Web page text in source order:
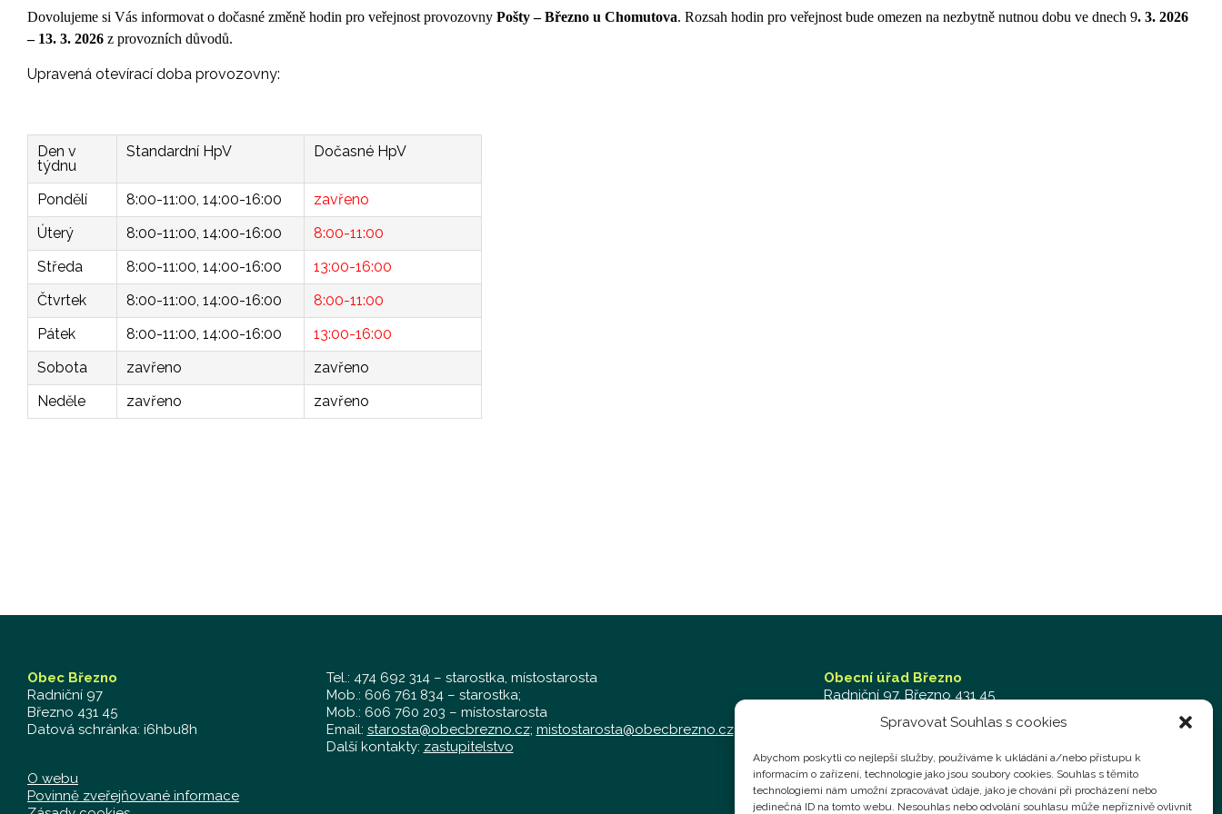
Spravovat Souhlas s cookies
Abychom poskytli co nejlepší služby, používáme k ukládání a/nebo přístupu k
informacím o zařízení, technologie jako jsou soubory cookies. Souhlas s těmito
technologiemi nám umožní zpracovávat údaje, jako je chování při procházení nebo
jedinečná ID na tomto webu. Nesouhlas nebo odvolání souhlasu může nepříznivě ovlivnit
Dovolujeme si Vás informovat o dočasné změně hodin pro veřejnost provozovny Pošty –Březno u Chomutova. Rozsah hodin pro veřejnost bude omezen na nezbytně nutnou dobu ve dnech 9. 3. 2026
– 13. 3. 2026 z provozních důvodů.
Upravená otevírací doba provozovny:
Den v
týdnu
Standardní HpV Dočasné HpV
Pondělí 8:00-11:00, 14:00-16:00
zavřeno
Úterý
8:00-11:00, 14:00-16:00
8:00-11:00
Středa
8:00-11:00, 14:00-16:00
13:00-16:00
Čtvrtek
8:00-11:00, 14:00-16:00
8:00-11:00
Pátek
8:00-11:00, 14:00-16:00
13:00-16:00
Sobota
zavřeno
zavřeno
Neděle
zavřeno zavřeno
Obec Březno
Radniční 97
Březno 431 45
Datová schránka: i6hbu8h
O webu
Povinně zveřejňované informace
Tel.: 474 692 314 – starostka, místostarosta
Mob.: 606 761 834 – starostka;
Mob.: 606 760 203 – místostarosta
Email: starosta@obecbrezno.cz; mistostarosta@obecbrezno.cz
Další kontakty: zastupitelstvo
Obecní úřad Březno
Radniční 97, Březno 431 45
Mob.: 702 019 929 – kancelář
Podatelna:administrativa@obecbrezno.cz